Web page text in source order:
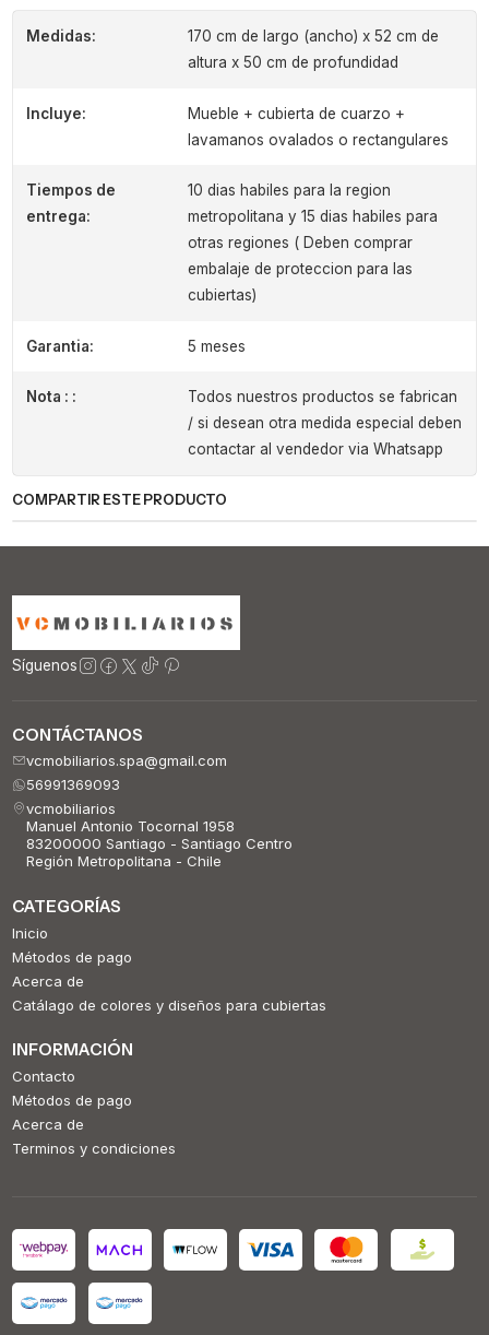
Medidas:
170 cm de largo (ancho) x 52 cm de
altura x 50 cm de profundidad
Incluye:
Mueble + cubierta de cuarzo +
lavamanos ovalados o rectangulares
Tiempos de
entrega:
10 dias habiles para la region
metropolitana y 15 dias habiles para
otras regiones ( Deben comprar
embalaje de proteccion para las
cubiertas)
Garantia: 5 meses
Nota : :
Todos nuestros productos se fabrican
/ si desean otra medida especial deben
contactar al vendedor via Whatsapp
COMPARTIR ESTE PRODUCTO
Síguenos
CONTÁCTANOS
vcmobiliarios.spa@gmail.com
56991369093
vcmobiliarios
Manuel Antonio Tocornal 1958
83200000 Santiago - Santiago Centro
Región Metropolitana - Chile
CATEGORÍAS
Inicio
Métodos de pago
Acerca de
Catálago de colores y diseños para cubiertas
INFORMACIÓN
Contacto
Métodos de pago
Acerca de
Terminos y condiciones